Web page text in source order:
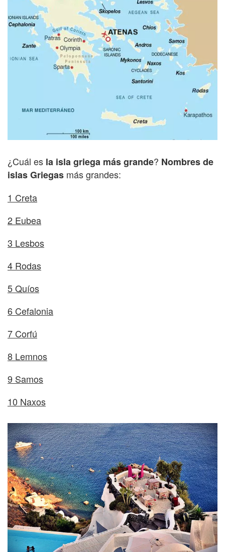
¿Cuál es la isla griega más grande? Nombres de
islas Griegas más grandes:
1 Creta
2 Eubea
3 Lesbos
4 Rodas
5 Quíos
6 Cefalonia
7 Corfú
8 Lemnos
9 Samos
10 Naxos